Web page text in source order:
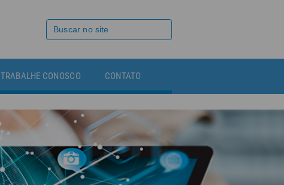
TRABALHE CONOSCO CONTATO